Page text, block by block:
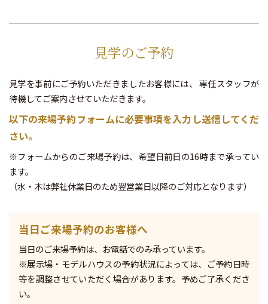
見学のご予約
見学を事前にご予約いただきましたお客様には、 専任スタッフが
待機してご案内させていただきます。
以下の来場予約フォームに必要事項を入力し送信してくだ
さい。
※フォームからのご来場予約は、希望日前日の16時まで承ってい
ます。
（水・木は弊社休業日のため翌営業日以降のご対応となります）
当日ご来場予約のお客様へ
当日のご来場予約は、お電話でのみ承っています。
※展示場・モデルハウスの予約状況によっては、ご予約日時
等を調整させていただく場合があります。予めご了承くださ
い。